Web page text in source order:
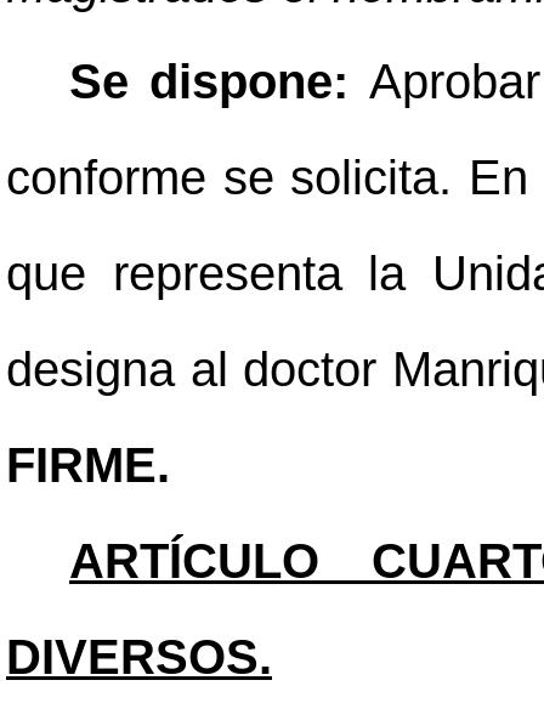
Se dispone:
conforme se solicita.
que representa la
designa al doctor
FIRME.
ARTÍCULO
DIVERSOS.